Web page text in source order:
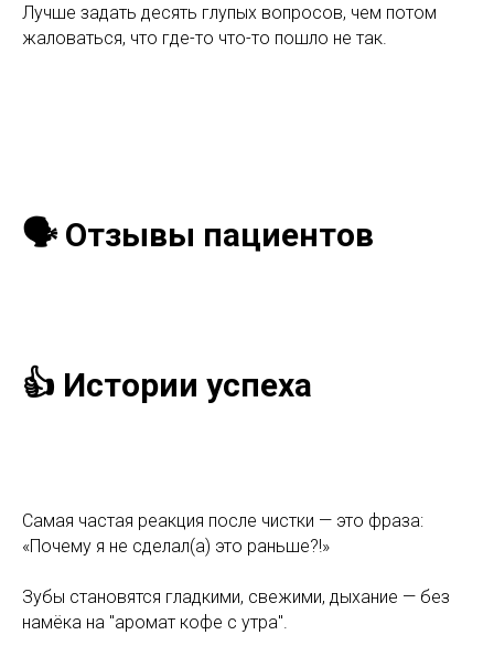
Лучше задать десять глупых вопросов, чем потом
жаловаться, что где-то что-то пошло не так.
🗣️ Отзывы пациентов
👍 Истории успеха
Самая частая реакция после чистки — это фраза:
«Почему я не сделал(а) это раньше?!»
Зубы становятся гладкими, свежими, дыхание — без
намёка на "аромат кофе с утра".